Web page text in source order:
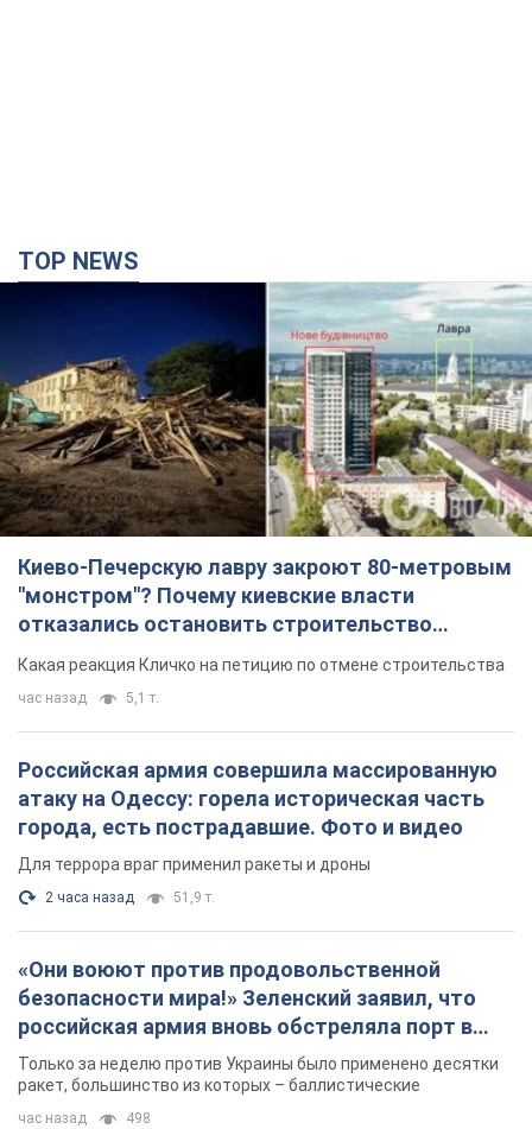
TOP NEWS
Киево-Печерскую лавру закроют 80-метровым
"монстром"? Почему киевские власти
отказались остановить строительство
небоскреба "московского верующего"
Какая реакция Кличко на петицию по отмене строительства
час назад 5,1 т.
Российская армия совершила массированную
атаку на Одессу: горела историческая часть
города, есть пострадавшие. Фото и видео
Для террора враг применил ракеты и дроны
2 часа назад 51,9 т.
«Они воюют против продовольственной
безопасности мира!» Зеленский заявил, что
российская армия вновь обстреляла порт в
Одессе
Только за неделю против Украины было применено десятки
ракет, большинство из которых – баллистические
час назад 498